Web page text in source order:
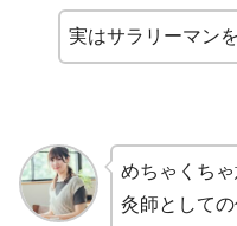
実はサラリーマン
めちゃくち
灸師として